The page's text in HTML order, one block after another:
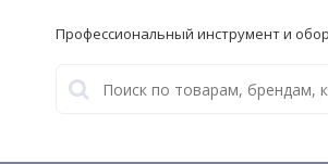
Профессиональный инструмент и